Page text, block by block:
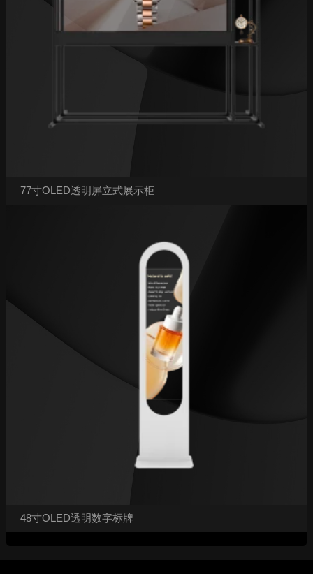
77寸OLED透明屏立式展示柜
48寸OLED透明数字标牌